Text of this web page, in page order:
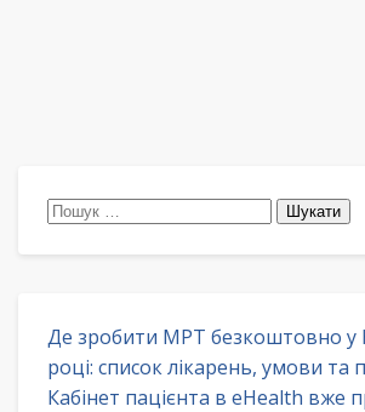
Пошук:
Де зробити МРТ безкоштовно у
році: список лікарень, умови та
Кабінет пацієнта в eHealth вже